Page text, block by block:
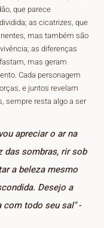
que parece
as cicatrizes, que
mas também são
as diferenças
mas geram
Cada personagem
e juntos revelam
sempre resta algo a ser
apreciar o ar na
das sombras, rir sob
a beleza mesmo
Desejo a
com todo seu sal" -